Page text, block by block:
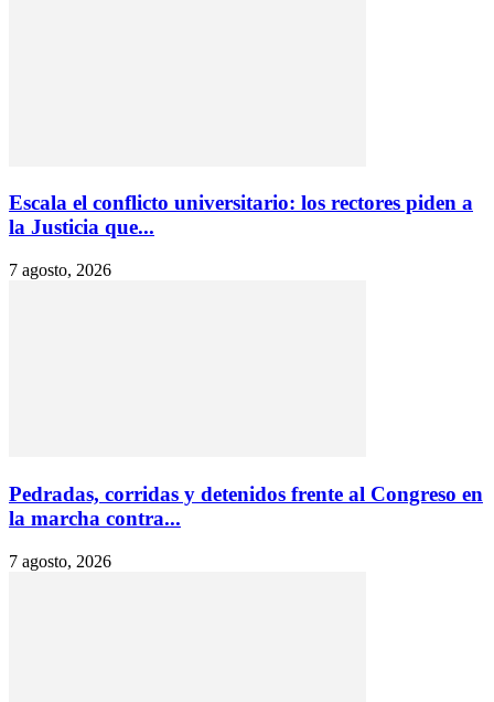
Escala el conflicto universitario: los rectores piden a
la Justicia que...
7 agosto, 2026
Pedradas, corridas y detenidos frente al Congreso en
la marcha contra...
7 agosto, 2026